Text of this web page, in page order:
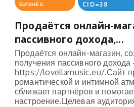
БИЗНЕС
CID=38
Продаётся онлайн-
пассивного дохода,...
Продаётся онлайн-магазин,
получения пассивного дохода
https://lovellamusic.eu/.Сайт
романтической и интимной
сближает партнёров и
настроение.Целевая